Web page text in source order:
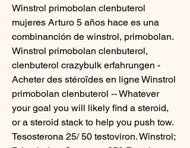
Winstrol primobolan clenbuterol
mujeres Arturo 5 años hace es una
combinanción de winstrol, primobolan.
Winstrol primobolan clenbuterol,
clenbuterol crazybulk erfahrungen -
Acheter des stéroïdes en ligne Winstrol
primobolan clenbuterol -- Whatever
your goal you will likely find a steroid,
or a steroid stack to help you push tow.
Tesosterona 25/ 50 testoviron. Winstrol;